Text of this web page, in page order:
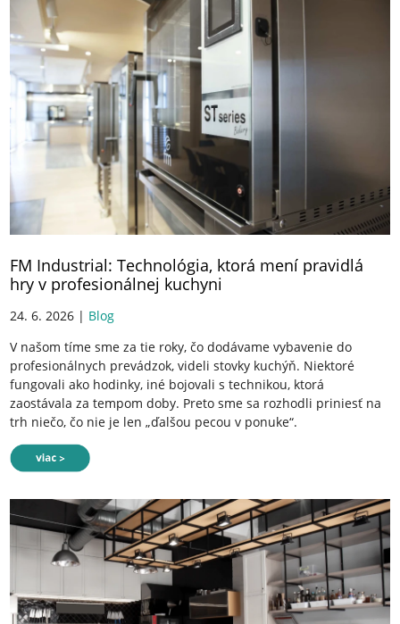
FM Industrial: Technológia, ktorá mení pravidlá
hry v profesionálnej kuchyni
24. 6. 2026 | Blog
V našom tíme sme za tie roky, čo dodávame vybavenie do
profesionálnych prevádzok, videli stovky kuchýň. Niektoré
fungovali ako hodinky, iné bojovali s technikou, ktorá
zaostávala za tempom doby. Preto sme sa rozhodli priniesť na
trh niečo, čo nie je len „ďalšou pecou v ponuke“.